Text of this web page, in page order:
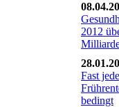
2012
Fast
bedingt